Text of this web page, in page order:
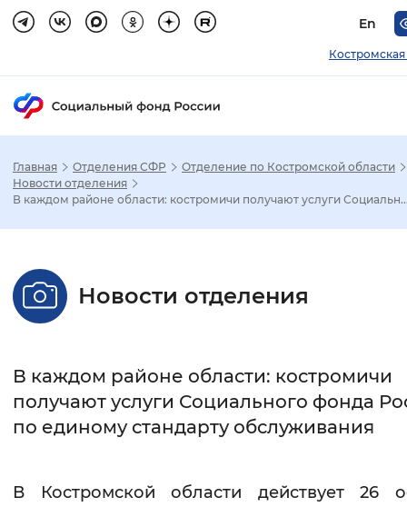
En
Костромская
Настройка режима отображения
Стандартный Увеличенный
Без засечек С засечками
Интервал между буквами
Главная Отделения СФР
Отделение по Костромской области
Новости отделения
В каждом районе области: костромичи получают услуги
Новости отделения
В каждом районе области: костромичи
получают услуги Социального фонда
по единому стандарту обслуживания
В Костромской области действует 26